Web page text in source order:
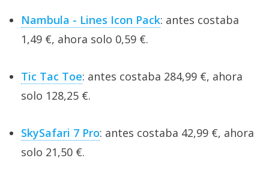
Nambula - Lines Icon Pack: antes costaba
1,49 €, ahora solo 0,59 €.
Tic Tac Toe: antes costaba 284,99 €, ahora
solo 128,25 €.
SkySafari 7 Pro: antes costaba 42,99 €, ahora
solo 21,50 €.